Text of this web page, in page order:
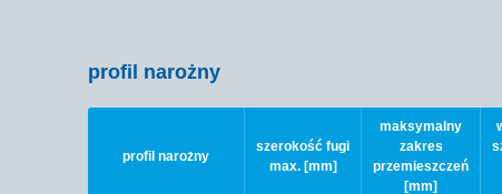
profil narożny
profil narożny
szerokość fugi
max. [mm]
maksymalny
zakres
przemieszczeń
[mm]